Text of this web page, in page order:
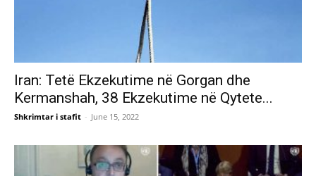
Iran: Tetë Ekzekutime në Gorgan dhe
Kermanshah, 38 Ekzekutime në Qytete...
Shkrimtar i stafit - June 15, 2022